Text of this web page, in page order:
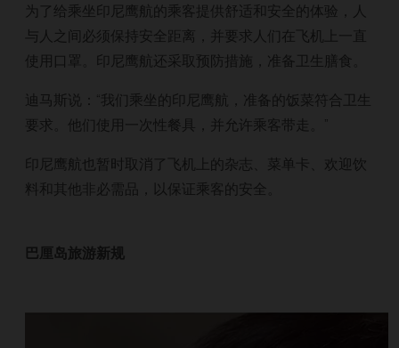
为了给乘坐印尼鹰航的乘客提供舒适和安全的体验，人
与人之间必须保持安全距离，并要求人们在飞机上一直
使用口罩。印尼鹰航还采取预防措施，准备卫生膳食。
迪马斯说：“我们乘坐的印尼鹰航，准备的饭菜符合卫生
要求。他们使用一次性餐具，并允许乘客带走。”
印尼鹰航也暂时取消了飞机上的杂志、菜单卡、欢迎饮
料和其他非必需品，以保证乘客的安全。
巴厘岛旅游新规